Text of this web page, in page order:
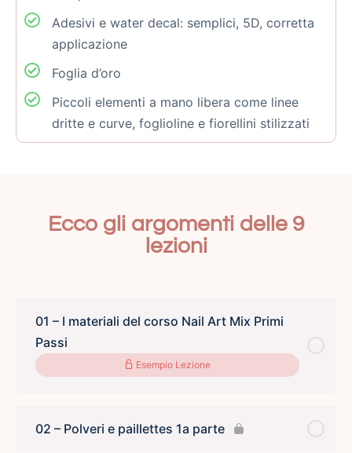
Adesivi e water decal: semplici, 5D, corretta
applicazione
Foglia d’oro
Piccoli elementi a mano libera come linee
dritte e curve, foglioline e fiorellini stilizzati
Ecco gli argomenti delle 9
lezioni
01 – I materiali del corso Nail Art Mix Primi
Passi
Esempio Lezione
02 – Polveri e paillettes 1a parte